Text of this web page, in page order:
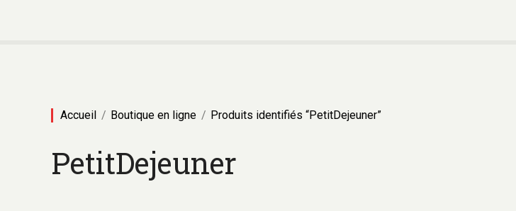
Accueil Boutique en ligne Produits identifiés “PetitDejeuner”
PetitDejeuner